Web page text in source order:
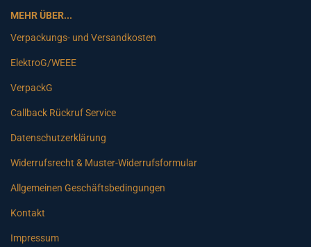
MEHR ÜBER...
Verpackungs- und Versandkosten
ElektroG/WEEE
VerpackG
Callback Rückruf Service
Datenschutzerklärung
Widerrufsrecht & Muster-Widerrufsformular
Allgemeinen Geschäftsbedingungen
Kontakt
Impressum